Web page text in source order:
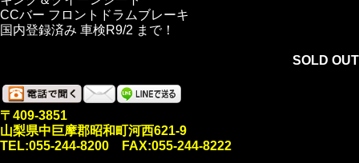
CCバー フロントドラムブレーキ
国内登録済み 車検R9/2 まで！
SOLD OUT
〒409-3851
山梨県中巨摩郡昭和町河西621-9
TEL:055-244-8200 FAX:055-244-8222